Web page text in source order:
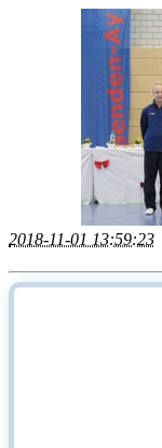
2018-11-01 13:59:23